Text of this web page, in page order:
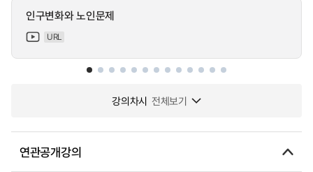
인구변화와 노인문제
URL
강의차시 전체보기
연관공개강의